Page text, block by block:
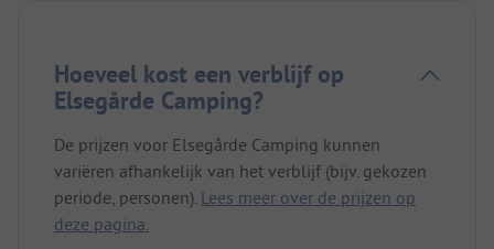
Hoeveel kost een verblijf op
Elsegårde Camping?
De prijzen voor Elsegårde Camping kunnen
variëren afhankelijk van het verblijf (bijv. gekozen
periode, personen). Lees meer over de prijzen op
deze pagina.